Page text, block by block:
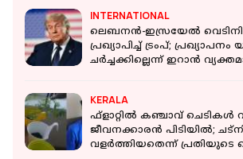
INTERNATIONAL
ലെബനൻ-ഇസ്രയേൽ
പ്രഖ്യാപിച്ച് ട്രംപ്;
ചർച്ചക്കില്ലെന്ന് ഇറാൻ
KERALA
ഫ്‌ളാറ്റിൽ കഞ്ചാവ് ചെടികൾ
ജീവനക്കാരൻ പിടിയിൽ;
വളർത്തിയതെന്ന് പ്രതിയുടെ